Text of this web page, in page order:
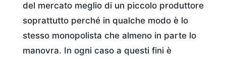
del mercato meglio di un piccolo produttore
soprattutto perché in qualche modo è lo
stesso monopolista che almeno in parte lo
manovra. In ogni caso a questi fini è